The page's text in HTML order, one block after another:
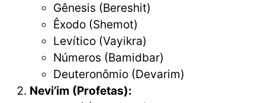
Gênesis (Bereshit)
Êxodo (Shemot)
Levítico (Vayikra)
Números (Bamidbar)
Deuteronômio (Devarim)
Nevi’im (Profetas):